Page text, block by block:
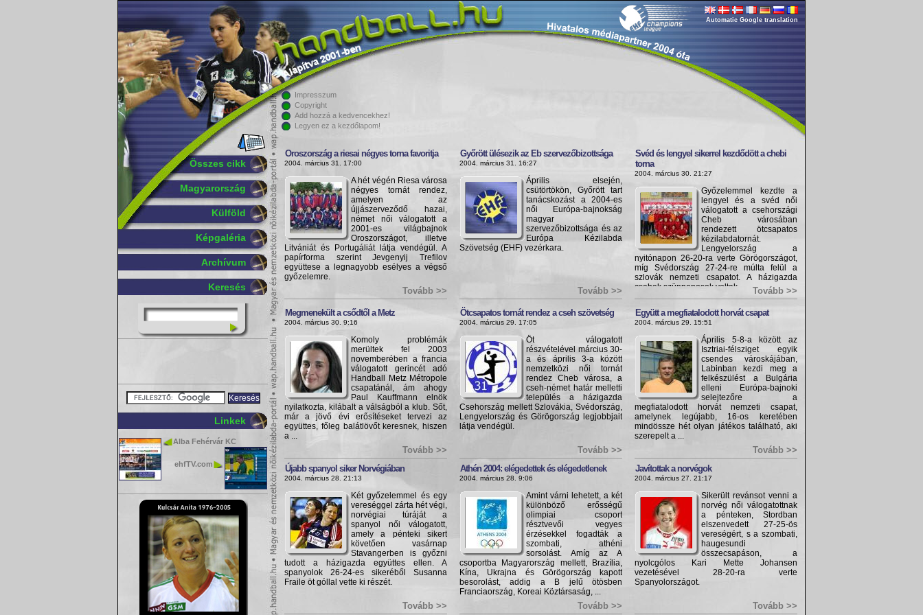
Összes cikk
Magyarország
Külföld
Képgaléria
Archívum
Keresés
Linkek
Alba Fehérvár KC
ehfTV.com
Automatic Google translation
Impresszum
Copyright
Add hozzá a kedvencekhez!
Legyen ez a kezdőlapom!
Oroszország a riesai négyes torna favoritja
2004. március 31. 17:00
A hét végén Riesa városa
négyes tornát rendez,
amelyen az
újjászerveződő hazai,
német női válogatott a
2001-es világbajnok
Oroszországot, illetve
Litvániát és Portugáliát látja vendégül. A
papírforma szerint Jevgenyij Trefilov
együttese a legnagyobb esélyes a végső
győzelemre.
Tovább >>
Győrött ülésezik az Eb szervezőbizottsága
2004. március 31. 16:27
Április elsején,
csütörtökön, Győrött tart
tanácskozást a 2004-es
női Európa-bajnokság
magyar
szervezőbizottsága és az
Európa Kézilabda
Szövetség (EHF) vezérkara.
Tovább >>
Svéd és lengyel sikerrel kezdődött a chebi
torna
2004. március 30. 21:27
Győzelemmel kezdte a
lengyel és a svéd női
válogatott a csehországi
Cheb városában
rendezett ötcsapatos
kézilabdatornát.
Lengyelország a
nyitónapon 26-20-ra verte Görögországot,
míg Svédország 27-24-re múlta felül a
szlovák nemzeti csapatot. A házigazda
csehek szünnaposok voltak.
Tovább >>
Megmenekült a csődtől a Metz
2004. március 30. 9:16
Komoly problémák
merültek fel 2003
novemberében a francia
válogatott gerincét adó
Handball Metz Métropole
csapatánál, ám ahogy
Paul Kauffmann elnök
nyilatkozta, kilábalt a válságból a klub. Sőt,
már a jövő évi erősítéseket tervezi az
együttes, főleg balátlövőt keresnek, hiszen
a ...
Tovább >>
Ötcsapatos tornát rendez a cseh szövetség
2004. március 29. 17:05
Öt válogatott
részvételével március 30-
a és április 3-a között
nemzetközi női tornát
rendez Cheb városa, a
cseh-német határ melletti
település a házigazda
Csehország mellett Szlovákia, Svédország,
Lengyelország és Görögország legjobbjait
látja vendégül.
Tovább >>
Együtt a megfiatalodott horvát csapat
2004. március 29. 15:51
Április 5-8-a között az
Isztriai-félsziget egyik
csendes városkájában,
Labinban kezdi meg a
felkészülést a Bulgária
elleni Európa-bajnoki
selejtezőre a
megfiatalodott horvát nemzeti csapat,
amelynek legújabb, 16-os keretében
mindössze hét olyan játékos található, aki
szerepelt a ...
Tovább >>
Újabb spanyol siker Norvégiában
2004. március 28. 21:13
Két győzelemmel és egy
vereséggel zárta hét végi,
norvégiai túráját a
spanyol női válogatott,
amely a pénteki sikert
követően vasárnap
Stavangerben is győzni
tudott a házigazda együttes ellen. A
spanyolok 26-24-es sikeréből Susanna
Fraile öt góllal vette ki részét.
Tovább >>
Athén 2004: elégedettek és elégedetlenek
2004. március 28. 9:06
Amint várni lehetett, a két
különböző erősségű
olimpiai csoport
résztvevői vegyes
érzésekkel fogadták a
szombati, athéni
sorsolást. Amíg az A
csoportba Magyarország mellett, Brazília,
Kína, Ukrajna és Görögország kapott
besorolást, addig a B jelű ötösben
Franciaország, Koreai Köztársaság, ...
Tovább >>
Javítottak a norvégok
2004. március 27. 21:17
Sikerült revánsot venni a
norvég női válogatottnak
a pénteken, Stordban
elszenvedett 27-25-ös
vereségért, s a szombati,
haugesundi
összecsapáson, a
nyolcgólos Kari Mette Johansen
vezetésével 28-20-ra verte
Spanyolországot.
Tovább >>